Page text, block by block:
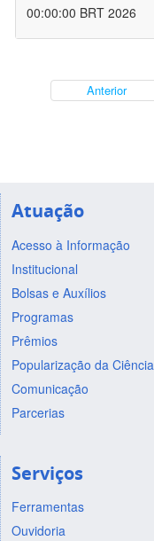
00:00:00 BRT 2026
Anterior
Atuação
Acesso à Informação
Institucional
Bolsas e Auxílios
Programas
Prêmios
Popularização da Ciência
Comunicação
Parcerias
Serviços
Ferramentas
Ouvidoria